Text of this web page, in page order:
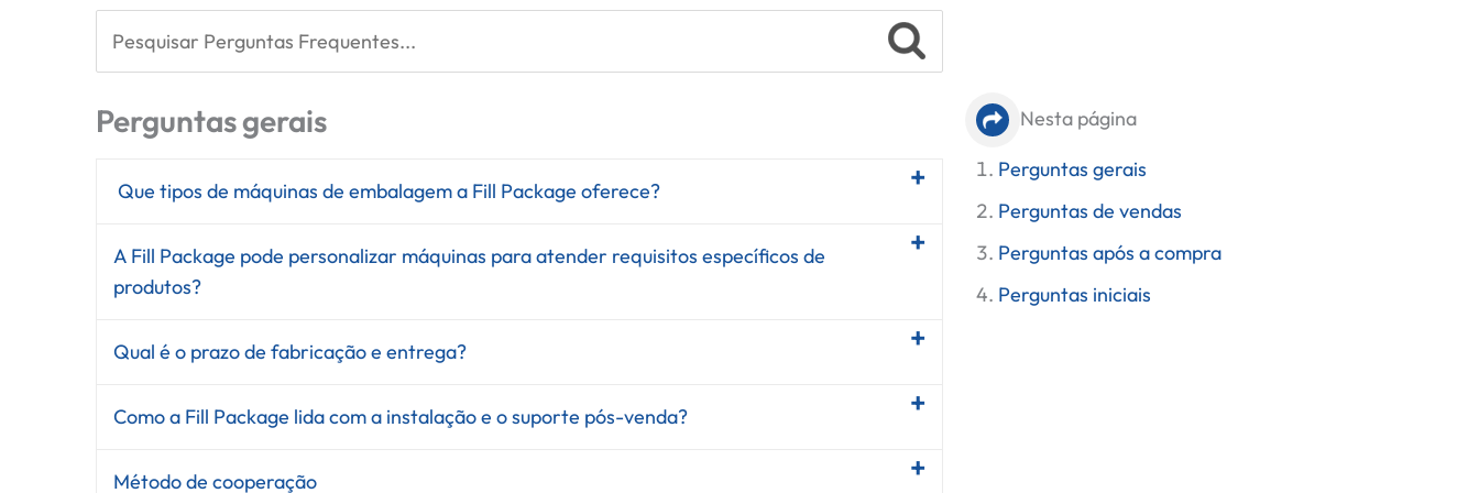
Perguntas gerais
Que tipos de máquinas de embalagem a Fill Package oferece?
A Fill Package pode personalizar máquinas para atender requisitos específicos de
produtos?
Qual é o prazo de fabricação e entrega?
Como a Fill Package lida com a instalação e o suporte pós-venda?
Método de cooperação
Nesta página
Perguntas gerais
Perguntas de vendas
Perguntas após a compra
Perguntas iniciais